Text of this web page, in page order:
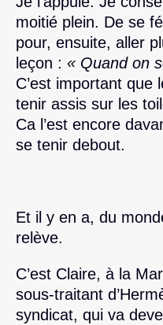
moitié plein. De se
pour, ensuite, aller
leçon : « Quand on
C’est important que
tenir assis sur les
Ca l’est encore
se tenir debout.
Et il y en a, du
relève.
C’est Claire, à la
sous-traitant
syndicat, qui va